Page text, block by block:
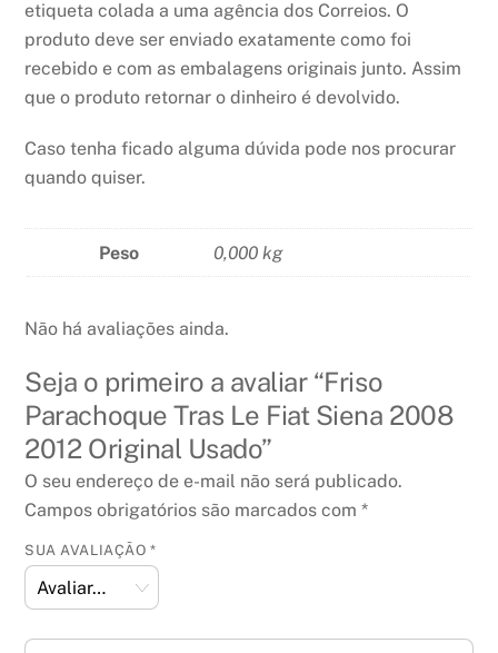
etiqueta colada a uma agência dos Correios. O
produto deve ser enviado exatamente como foi
recebido e com as embalagens originais junto. Assim
que o produto retornar o dinheiro é devolvido.
Caso tenha ficado alguma dúvida pode nos procurar
quando quiser.
Peso 0,000 kg
Não há avaliações ainda.
Seja o primeiro a avaliar “Friso
Parachoque Tras Le Fiat Siena 2008
2012 Original Usado”
O seu endereço de e-mail não será publicado.
Campos obrigatórios são marcados com*
SUA AVALIAÇÃO *